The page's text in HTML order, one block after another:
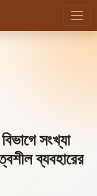
সংখ্যা
ব্যবহারের